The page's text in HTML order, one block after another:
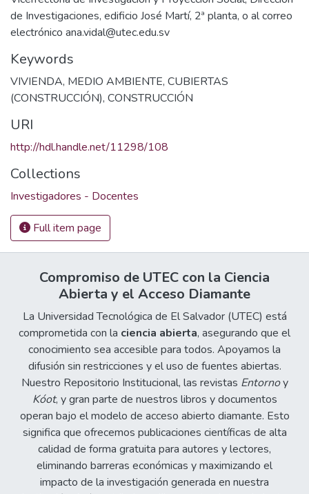
de Investigaciones, edificio José Martí, 2ª planta, o al correo
electrónico ana.vidal@utec.edu.sv
Keywords
VIVIENDA, MEDIO AMBIENTE, CUBIERTAS
(CONSTRUCCIÓN), CONSTRUCCIÓN
URI
http://hdl.handle.net/11298/108
Collections
Investigadores - Docentes
Full item page
Compromiso de UTEC con la Ciencia
Abierta y el Acceso Diamante
La Universidad Tecnológica de El Salvador (UTEC) está
comprometida con la ciencia abierta, asegurando que el
conocimiento sea accesible para todos. Apoyamos la
difusión sin restricciones y el uso de fuentes abiertas.
Nuestro Repositorio Institucional, las revistas Entornoy
Kóot, y gran parte de nuestros libros y documentos
operan bajo el modelo de acceso abierto diamante. Esto
significa que ofrecemos publicaciones científicas de alta
calidad de forma gratuita para autores y lectores,
eliminando barreras económicas y maximizando el
impacto de la investigación generada en nuestra